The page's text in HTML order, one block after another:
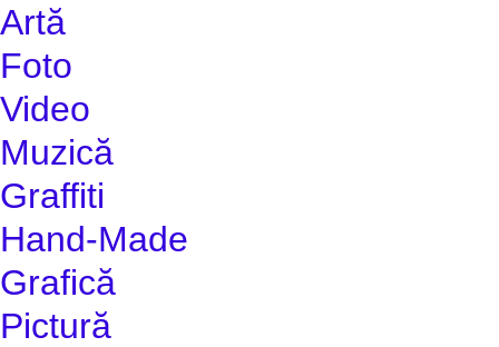
Artă
Foto
Video
Muzică
Graffiti
Hand-Made
Grafică
Pictură